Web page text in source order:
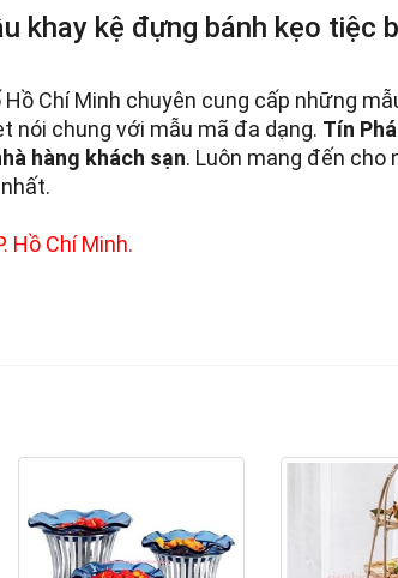
khay kệ đựng bánh kẹo tiệc
Chí Minh chuyên cung cấp những
nói chung với mẫu mã đa dạng. Tín
hàng khách sạn. Luôn mang đến cho
Hồ Chí Minh.